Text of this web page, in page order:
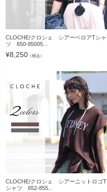
CLOCHE/クロシェ シアーベロアTシャ
ツ 650-85005...
¥8,250 （税込）
CLOCHE/クロシェ シアーニットロゴT
シャツ 652-855...